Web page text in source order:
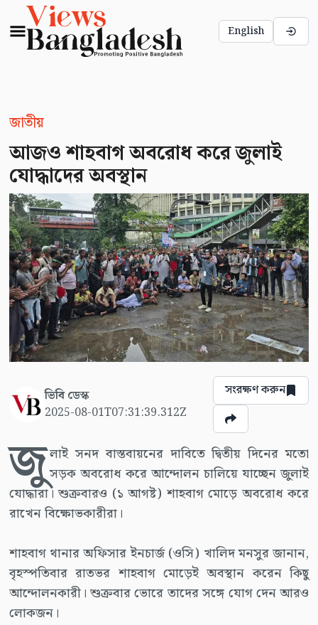
English
জাতীয়
আজও শাহবাগ অবরোধ করে জুলাই
যোদ্ধাদের অবস্থান
ভিবি ডেস্ক
2025-08-01T07:31:39.312Z
সংরক্ষণ করুন
জুলাই সনদ বাস্তবায়নের দাবিতে দ্বিতীয় দিনের মতো
সড়ক অবরোধ করে আন্দোলন চালিয়ে যাচ্ছেন জুলাই
যোদ্ধারা। শুক্রবারও (১ আগষ্ট) শাহবাগ মোড়ে অবরোধ করে
রাখেন বিক্ষোভকারীরা।
শাহবাগ থানার অফিসার ইনচার্জ (ওসি) খালিদ মনসুর জানান,
বৃহস্পতিবার রাতভর শাহবাগ মোড়েই অবস্থান করেন কিছু
আন্দোলনকারী। শুক্রবার ভোরে তাদের সঙ্গে যোগ দেন আরও
লোকজন।